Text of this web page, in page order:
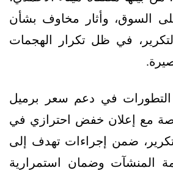
السوق، وأثار مخاوف بشأن
في ظل تكرار الهجمات
في دعم سعر برميل
مع إعلان خفض احترازي في
ضمن إجراءات تهدف إلى
المنشآت وضمان استمرارية